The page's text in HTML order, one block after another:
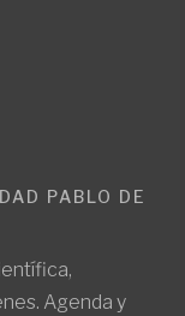
PABLO DE
Agenda y